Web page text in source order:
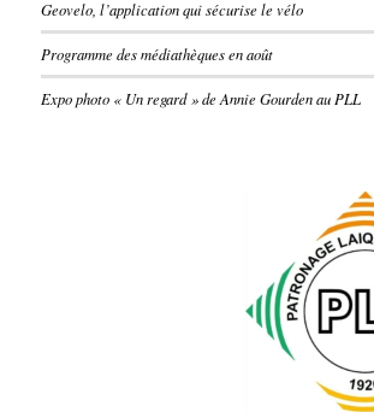
Geovelo, l’application qui sécurise le vélo
Programme des médiathèques en août
Expo photo « Un regard » de Annie Gourden au PLL